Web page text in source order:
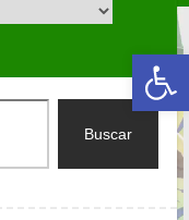
Abrir a barra de ferramentas
Buscar